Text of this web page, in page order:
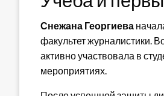
Снежана Георгиева
факультет журналистики.
активно участвовала в
мероприятиях.